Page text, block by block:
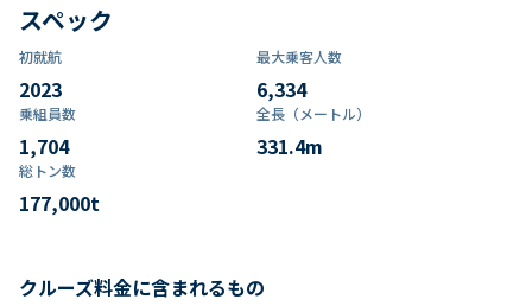
スペック
初就航
2023
最大乗客人数
6,334
乗組員数​
1,704
全長（メートル）
331.4m
総トン数​
177,000t
クルーズ料金に含まれるもの